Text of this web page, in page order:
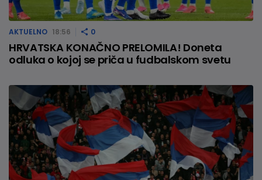
AKTUELNO 18:56 0
HRVATSKA KONAČNO PRELOMILA! Doneta
odluka o kojoj se priča u fudbalskom svetu